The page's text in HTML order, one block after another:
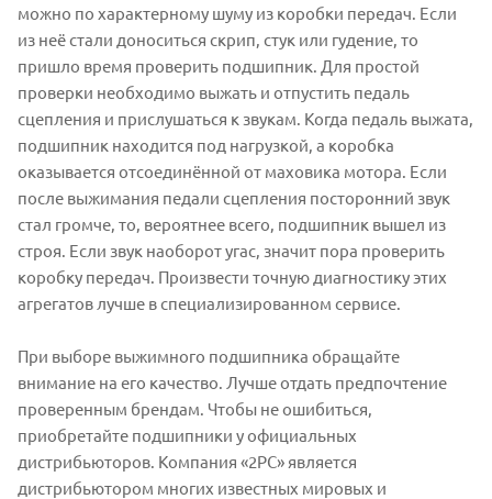
можно по характерному шуму из коробки передач. Если
из неё стали доноситься скрип, стук или гудение, то
пришло время проверить подшипник. Для простой
проверки необходимо выжать и отпустить педаль
сцепления и прислушаться к звукам. Когда педаль выжата,
подшипник находится под нагрузкой, а коробка
оказывается отсоединённой от маховика мотора. Если
после выжимания педали сцепления посторонний звук
стал громче, то, вероятнее всего, подшипник вышел из
строя. Если звук наоборот угас, значит пора проверить
коробку передач. Произвести точную диагностику этих
агрегатов лучше в специализированном сервисе.
При выборе выжимного подшипника обращайте
внимание на его качество. Лучше отдать предпочтение
проверенным брендам. Чтобы не ошибиться,
приобретайте подшипники у официальных
дистрибьюторов. Компания «2РС» является
дистрибьютором многих известных мировых и